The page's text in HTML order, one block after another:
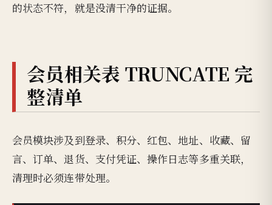
的状态不符，就是没清干净的证据。
会员相关表 TRUNCATE 完
整清单
会员模块涉及到登录、积分、红包、地址、收藏、留
言、订单、退货、支付凭证、操作日志等多重关联，
清理时必须连带处理。